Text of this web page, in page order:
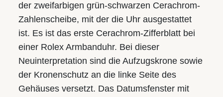
der zweifarbigen grün-schwarzen Cerachrom-
Zahlenscheibe, mit der die Uhr ausgestattet
ist. Es ist das erste Cerachrom-Zifferblatt bei
einer Rolex Armbanduhr. Bei dieser
Neuinterpretation sind die Aufzugskrone sowie
der Kronenschutz an die linke Seite des
Gehäuses versetzt. Das Datumsfenster mit